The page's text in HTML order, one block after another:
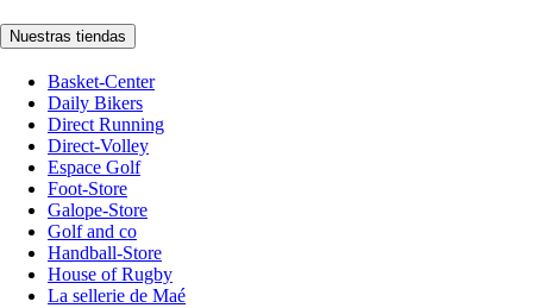
Nuestras tiendas
Basket-Center
Daily Bikers
Direct Running
Direct-Volley
Espace Golf
Foot-Store
Galope-Store
Golf and co
Handball-Store
House of Rugby
La sellerie de Maé